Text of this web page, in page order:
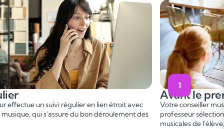
avec
des
1
Avant le premier cours
Votre conseiller musique vous met en relation avec un
professeur sélectionné, en fonction des besoins et
musicales de l'élève, afin de convenir d'une date de